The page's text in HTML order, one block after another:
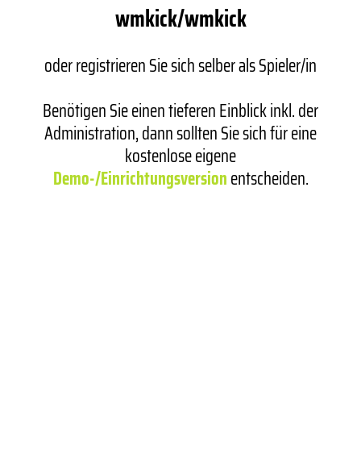
wmkick/wmkick
oder registrieren Sie sich selber als Spieler/in
Benötigen Sie einen tieferen Einblick inkl. der
Administration, dann sollten Sie sich für eine
kostenlose eigene
Demo-/Einrichtungsversionentscheiden.